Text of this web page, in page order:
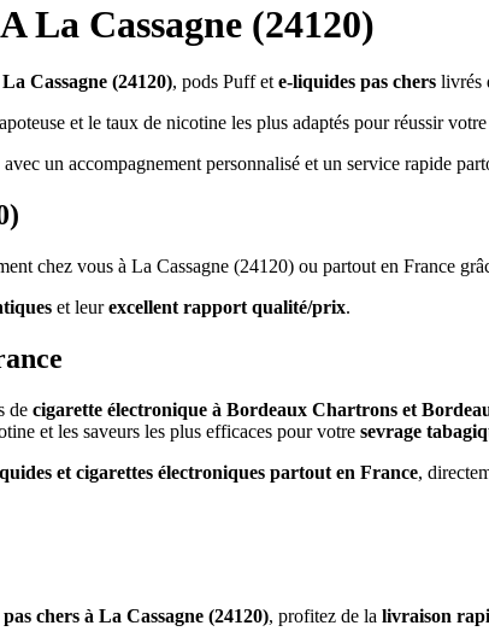
La Cassagne (24120)
Cassagne (24120), pods Puff ete-liquides pas chers livrés
et le taux de nicotine les plus adaptés pour réussir
avec un accompagnement personnalisé et un service rapide
chez vous à La Cassagne (24120) ou partout en France
et leurexcellent rapport qualité/prix.
de cigarette électronique à Bordeaux Chartrons et
et les saveurs les plus efficaces pour votre sevrage
et cigarettes électroniques partout en France,
chers à La Cassagne (24120), profitez de la livraison